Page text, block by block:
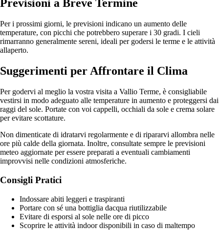
Previsioni a Breve Termine
Per i prossimi giorni, le previsioni indicano un aumento delle
temperature, con picchi che potrebbero superare i 30 gradi. I cieli
rimarranno generalmente sereni, ideali per godersi le terme e le attività
allaperto.
Suggerimenti per Affrontare il Clima
Per godervi al meglio la vostra visita a Vallio Terme, è consigliabile
vestirsi in modo adeguato alle temperature in aumento e proteggersi dai
raggi del sole. Portate con voi cappelli, occhiali da sole e crema solare
per evitare scottature.
Non dimenticate di idratarvi regolarmente e di ripararvi allombra nelle
ore più calde della giornata. Inoltre, consultate sempre le previsioni
meteo aggiornate per essere preparati a eventuali cambiamenti
improvvisi nelle condizioni atmosferiche.
Consigli Pratici
Indossare abiti leggeri e traspiranti
Portare con sé una bottiglia dacqua riutilizzabile
Evitare di esporsi al sole nelle ore di picco
Scoprire le attività indoor disponibili in caso di maltempo